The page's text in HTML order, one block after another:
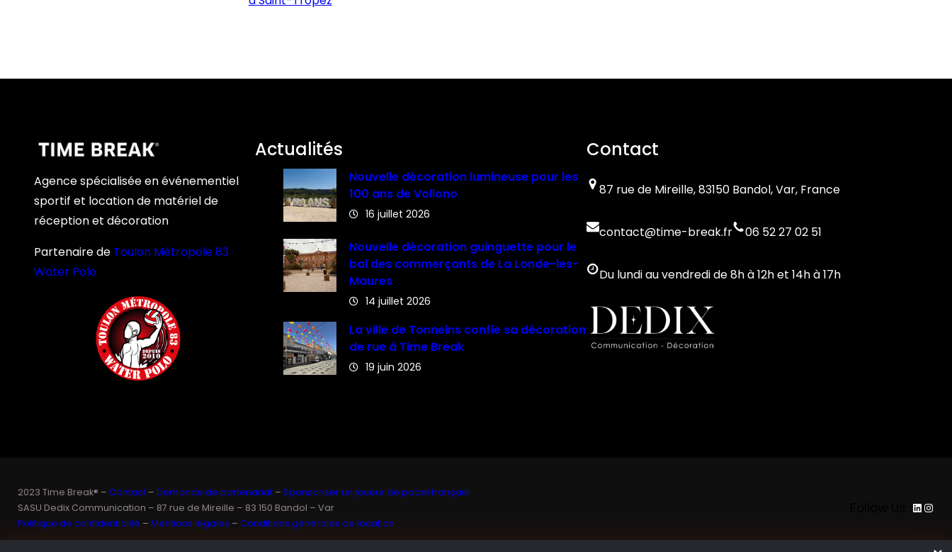
Agence spécialisée en événementiel
sportif et location de matériel de
réception et décoration
Partenaire de Toulon Métropole 83
Water Polo
Actualités
Nouvelle décoration lumineuse pour les
100 ans de Vollono
16 juillet 2026
Nouvelle décoration guinguette pour le
bal des commerçants de La Londe-les-
Maures
14 juillet 2026
La ville de Tonneins confie sa décoration
de rue à Time Break
19 juin 2026
Contact
87 rue de Mireille, 83150 Bandol, Var, France
contact@time-break.fr 06 52 27 02 51
Du lundi au vendredi de 8h à 12h et 14h à 17h
2023 Time Break® – Contact – Demande de partenariat – Sponsoriser un joueur de padel français
SASU Dedix Communication – 87 rue de Mireille – 83 150 Bandol – Var
Politique de confidentialité – Mentions légales – Conditions générales de location